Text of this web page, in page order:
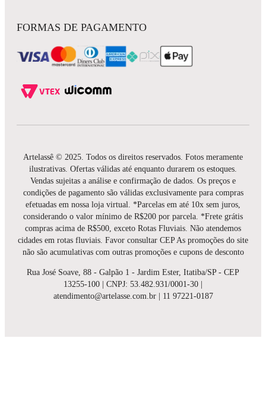
FORMAS DE PAGAMENTO
Artelassê © 2025. Todos os direitos reservados. Fotos meramente
ilustrativas. Ofertas válidas até enquanto durarem os estoques.
Vendas sujeitas a análise e confirmação de dados. Os preços e
condições de pagamento são válidas exclusivamente para compras
efetuadas em nossa loja virtual. *Parcelas em até 10x sem juros,
considerando o valor mínimo de R$200 por parcela. *Frete grátis
compras acima de R$500, exceto Rotas Fluviais. Não atendemos
cidades em rotas fluviais. Favor consultar CEP As promoções do site
não são acumulativas com outras promoções e cupons de desconto
Rua José Soave, 88 - Galpão 1 - Jardim Ester, Itatiba/SP - CEP
13255-100 | CNPJ: 53.482.931/0001-30 |
atendimento@artelasse.com.br | 11 97221-0187